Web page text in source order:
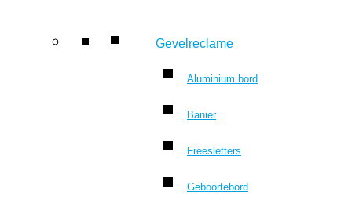
Gevelreclame
Aluminium bord
Banier
Freesletters
Geboortebord